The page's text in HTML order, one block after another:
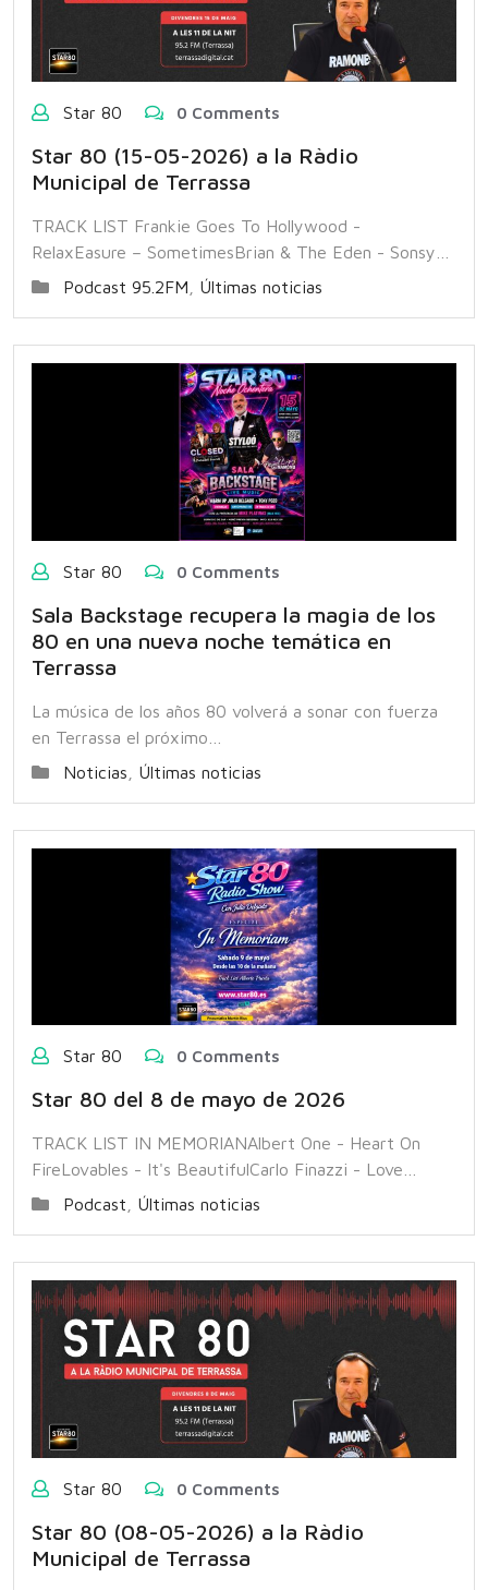
Star 80 0 Comments
Star 80 (15-05-2026) a la Ràdio
Municipal de Terrassa
TRACK LIST Frankie Goes To Hollywood -
RelaxEasure – SometimesBrian & The Eden - Sonsy…
Podcast 95.2FM
Últimas noticias
Star 80 0 Comments
Sala Backstage recupera la magia de los
80 en una nueva noche temática en
Terrassa
La música de los años 80 volverá a sonar con fuerza
en Terrassa el próximo…
Noticias
Últimas noticias
Star 80 0 Comments
Star 80 del 8 de mayo de 2026
TRACK LIST IN MEMORIANAlbert One - Heart On
FireLovables - It's BeautifulCarlo Finazzi - Love…
Podcast
Últimas noticias
Star 80 0 Comments
Star 80 (08-05-2026) a la Ràdio
Municipal de Terrassa